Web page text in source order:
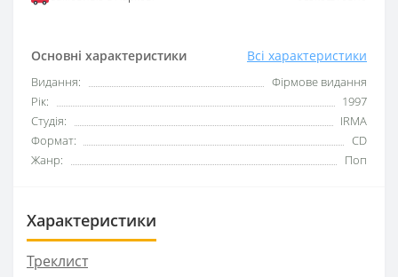
Основні характеристики Всі характеристики
Видання:
Фірмове видання
Рік:
1997
Студія:
IRMA
Формат:
CD
Жанр:
Поп
Характеристики
Треклист